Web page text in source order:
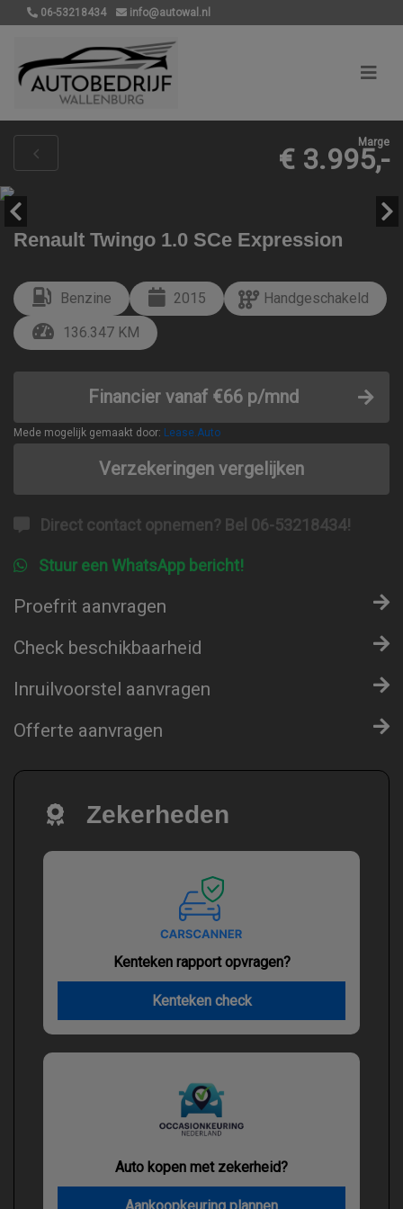
06-53218434 info@autowal.nl
Marge
€ 3.995,-
Renault Twingo 1.0 SCe Expression
Benzine 2015
Handgeschakeld
136.347 KM
Financier vanaf €66 p/mnd
Mede mogelijk gemaakt door: Lease.Auto
Verzekeringen vergelijken
Direct contact opnemen? Bel 06-53218434!
Stuur een WhatsApp bericht!
Proefrit aanvragen
Check beschikbaarheid
Inruilvoorstel aanvragen
Offerte aanvragen
Zekerheden
Kenteken rapport opvragen?
Kenteken check
Auto kopen met zekerheid?